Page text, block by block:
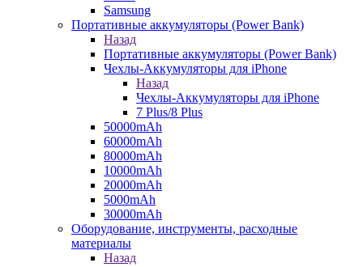
Samsung
Портативные аккумуляторы (Power Bank)
Назад
Портативные аккумуляторы (Power Bank)
Чехлы-Аккумуляторы для iPhone
Назад
Чехлы-Аккумуляторы для iPhone
7 Plus/8 Plus
50000mAh
60000mAh
80000mAh
10000mAh
20000mAh
5000mAh
30000mAh
Оборудование, инструменты, расходные
материалы
Назад